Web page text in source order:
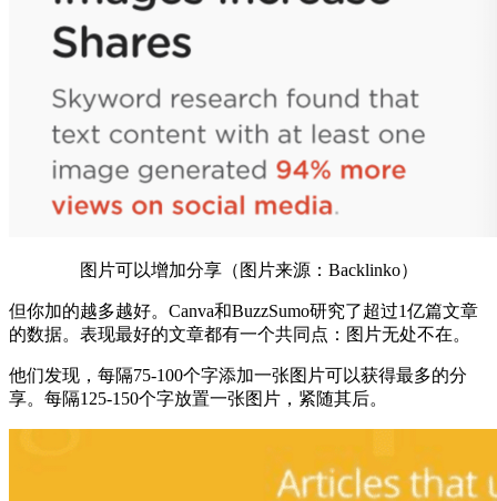
图片可以增加分享（图片来源：Backlinko）
但你加的越多越好。Canva和BuzzSumo研究了超过1亿篇文章
的数据。表现最好的文章都有一个共同点：图片无处不在。
他们发现，每隔75-100个字添加一张图片可以获得最多的分
享。每隔125-150个字放置一张图片，紧随其后。